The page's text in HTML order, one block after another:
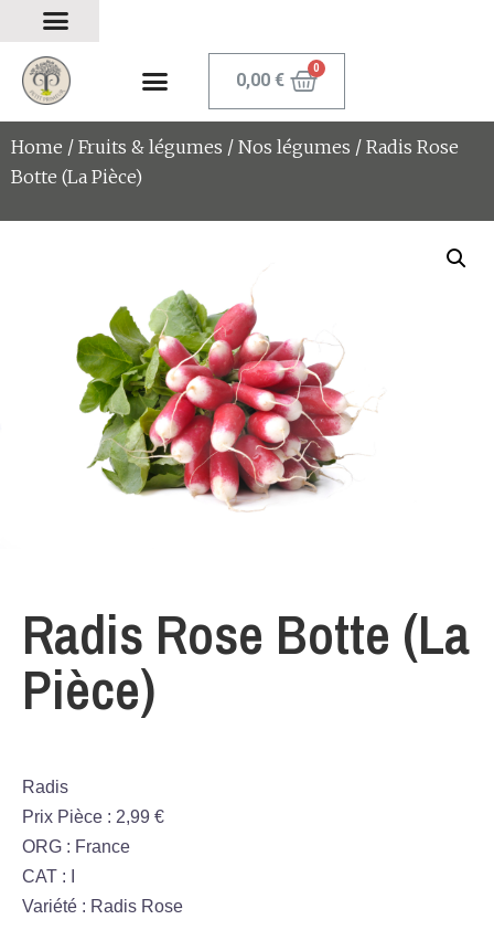
0,00€
Home / Fruits & légumes / Nos légumes / Radis Rose
Botte (La Pièce)
Radis Rose Botte (La
Pièce)
Radis
Prix Pièce : 2,99 €
ORG : France
CAT : I
Variété : Radis Rose